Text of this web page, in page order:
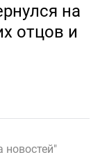
на
отцов и
новостей"